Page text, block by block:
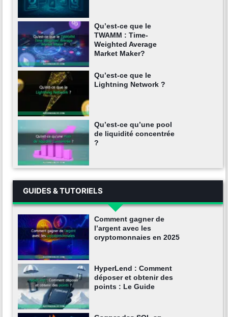
Qu’est-ce que le
TWAMM : Time-
Weighted Average
Market Maker?
Qu’est-ce que le
Lightning Network ?
Qu’est-ce qu’une pool
de liquidité concentrée
?
GUIDES & TUTORIELS
Comment gagner de
l’argent avec les
cryptomonnaies en 2025
HyperLend : Comment
déposer et obtenir des
points : Le Guide